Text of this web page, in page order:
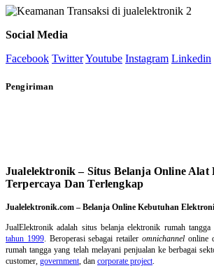
Social Media
Facebook TwitterYoutube Instagram Linkedin
Pengiriman
Jualelektronik – Situs Belanja Online Alat
Terpercaya Dan Terlengkap
Jualelektronik.com – Belanja Online Kebutuhan
JualElektronik adalah situs belanja elektronik rumah tangga
tahun 1999. Beroperasi sebagai retaileromnichannel online
rumah tangga yang telah melayani penjualan ke berbagai
customer, government , dan corporate project